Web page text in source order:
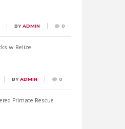
BYADMIN 0
w Belize
BYADMIN 0
Primate Rescue